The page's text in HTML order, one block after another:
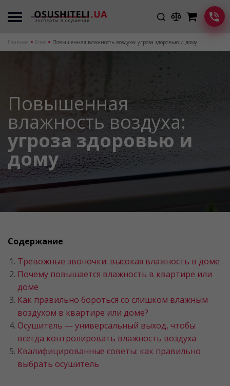
Главная Блог Повышенная влажность воздуха: угроза здоровью и дому
Повышенная
влажность воздуха:
угроза здоровью и
дому
Содержание
Тревожные звоночки: высокая влажность в доме
Почему повышается влажность в квартире или
доме
Как правильно бороться со слишком влажным
воздухом в квартире или доме?
Осушитель — универсальный выход, чтобы
всегда контролировать влажность воздуха
Квалифицированные советы: как правильно
выбрать осушитель